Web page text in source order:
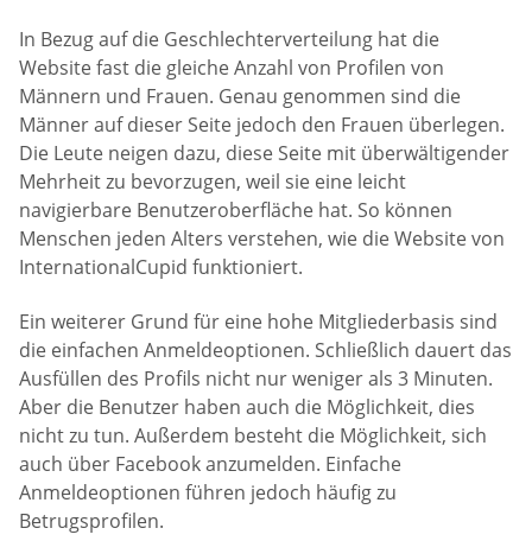
In Bezug auf die Geschlechterverteilung hat die
Website fast die gleiche Anzahl von Profilen von
Männern und Frauen. Genau genommen sind die
Männer auf dieser Seite jedoch den Frauen überlegen.
Die Leute neigen dazu, diese Seite mit überwältigender
Mehrheit zu bevorzugen, weil sie eine leicht
navigierbare Benutzeroberfläche hat. So können
Menschen jeden Alters verstehen, wie die Website von
InternationalCupid funktioniert.
Ein weiterer Grund für eine hohe Mitgliederbasis sind
die einfachen Anmeldeoptionen. Schließlich dauert das
Ausfüllen des Profils nicht nur weniger als 3 Minuten.
Aber die Benutzer haben auch die Möglichkeit, dies
nicht zu tun. Außerdem besteht die Möglichkeit, sich
auch über Facebook anzumelden. Einfache
Anmeldeoptionen führen jedoch häufig zu
Betrugsprofilen.